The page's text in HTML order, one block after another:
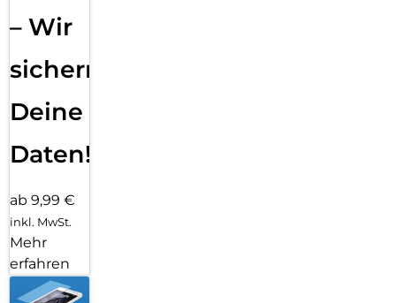
– Wir
sichern
Deine
Daten!
ab 9,99 €
inkl. MwSt.
Mehr
erfahren